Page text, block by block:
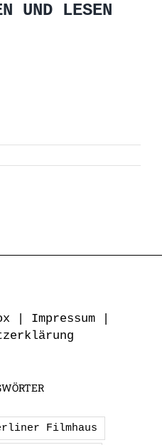
UND LESEN
| Impressum
Filmhaus